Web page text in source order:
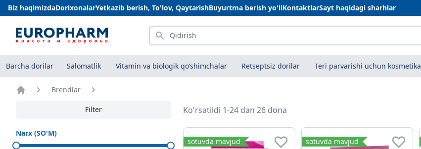
Biz haqimizdaDorixonalarYetkazib berish, To'lov, QaytarishBuyurtma berish yo'liKontaktlarSayt haqidagi sharhlar
Qidirish
Barcha dorilar Salomatlik Vitamin va biologik qo‘shimchalar Retseptsiz dorilar Teri parvarishi uchun kosmetika
Brendlar
Filter
Narx (SO'M)
Ko'rsatildi 1-24 dan 26 dona
sotuvda mavjud sotuvda mavjud